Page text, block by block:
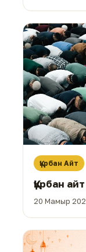
Құрбан Айт
Құрбан
20 Мамыр